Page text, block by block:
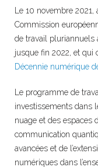
Le 10 novembre
Commission
de travail pluriannuels
jusque fin 2022, et qui
Décennie numérique
Le programme de
investissements dans
nuage et des espaces
communication
avancées et de
numériques dans